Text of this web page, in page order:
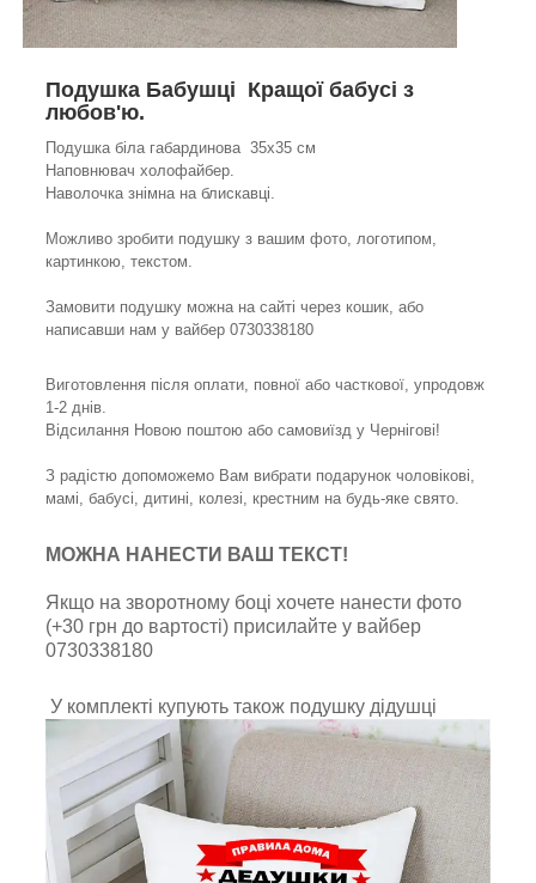
Подушка Бабушці Кращої бабусі з
любов'ю.
Подушка біла габардинова 35х35 см
Наповнювач холофайбер.
Наволочка знімна на блискавці.
Можливо зробити подушку з вашим фото, логотипом,
картинкою, текстом.
Замовити подушку можна на сайті через кошик, або
написавши нам у вайбер 0730338180
Виготовлення після оплати, повної або часткової, упродовж
1-2 днів.
Відсилання Новою поштою або самовиїзд у Чернігові!
З радістю допоможемо Вам вибрати подарунок чоловікові,
мамі, бабусі, дитині, колезі, крестним на будь-яке свято.
МОЖНА НАНЕСТИ ВАШ ТЕКСТ!
Якщо на зворотному боці хочете нанести фото
(+30 грн до вартості) присилайте у вайбер
0730338180
У комплекті купують також подушку дідушці